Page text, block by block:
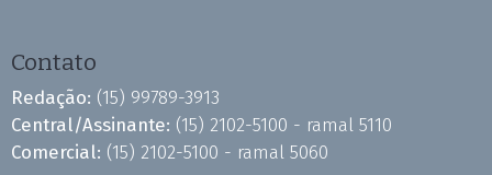
Contato
Redação: (15) 99789-3913
Central/Assinante: (15) 2102-5100 - ramal 5110
Comercial: (15) 2102-5100 - ramal 5060